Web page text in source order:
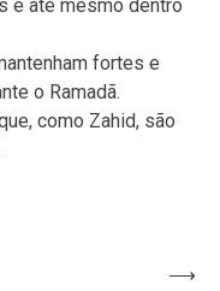
e até mesmo dentro
fortes e
o Ramadã.
como Zahid, são
⟶